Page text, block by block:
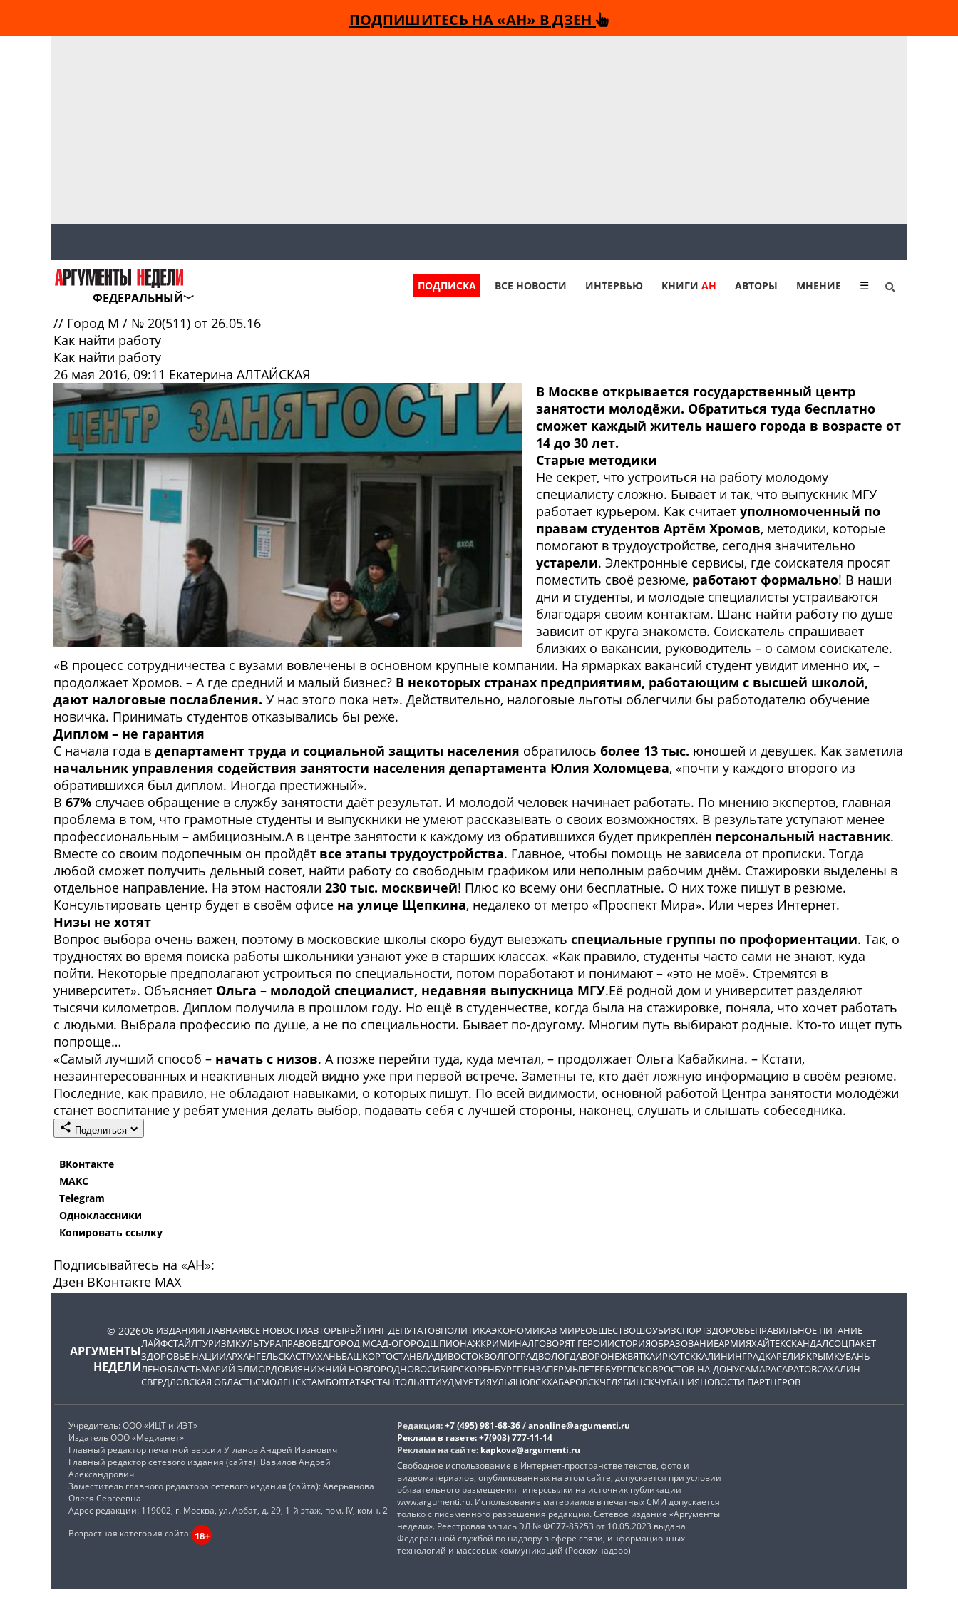
ПОДПИШИТЕСЬ НА «АН» В ДЗЕН
ФЕДЕРАЛЬНЫЙ
ПОДПИСКА ВСЕ НОВОСТИ ИНТЕРВЬЮ КНИГИ АН АВТОРЫ МНЕНИЕ ☰
// Город М / № 20(511) от 26.05.16
Как найти работу
Как найти работу
26 мая 2016, 09:11 Екатерина АЛТАЙСКАЯ
В Москве открывается государственный центр
занятости молодёжи. Обратиться туда бесплатно
сможет каждый житель нашего города в возрасте от
14 до 30 лет.
Старые методики
Не секрет, что устроиться на работу молодому
специалисту сложно. Бывает и так, что выпускник МГУ
работает курьером. Как считает уполномоченный по
правам студентов Артём Хромов, методики, которые
помогают в трудоустройстве, сегодня значительно
устарели. Электронные сервисы, где соискателя просят
поместить своё резюме, работают формально! В наши
дни и студенты, и молодые специалисты устраиваются
благодаря своим контактам. Шанс найти работу по душе
зависит от круга знакомств. Соискатель спрашивает
близких о вакансии, руководитель – о самом соискателе.
«В процесс сотрудничества с вузами вовлечены в основном крупные компании. На ярмарках вакансий студент увидит именно их, –
продолжает Хромов. – А где средний и малый бизнес? В некоторых странах предприятиям, работающим с высшей школой,
дают налоговые послабления. У нас этого пока нет». Действительно, налоговые льготы облегчили бы работодателю обучение
новичка. Принимать студентов отказывались бы реже.
Диплом – не гарантия
С начала года в департамент труда и социальной защиты населения обратилось более 13 тыс. юношей и девушек. Как заметила
начальник управления содействия занятости населения департамента Юлия Холомцева, «почти у каждого второго из
обратившихся был диплом. Иногда престижный».
В 67% случаев обращение в службу занятости даёт результат. И молодой человек начинает работать. По мнению экспертов, главная
проблема в том, что грамотные студенты и выпускники не умеют рассказывать о своих возможностях. В результате уступают менее
профессиональным – амбициозным.А в центре занятости к каждому из обратившихся будет прикреплён персональный наставник.
Вместе со своим подопечным он пройдёт все этапы трудоустройства. Главное, чтобы помощь не зависела от прописки. Тогда
любой сможет получить дельный совет, найти работу со свободным графиком или неполным рабочим днём. Стажировки выделены в
отдельное направление. На этом настояли 230 тыс. москвичей! Плюс ко всему они бесплатные. О них тоже пишут в резюме.
Консультировать центр будет в своём офисе на улице Щепкина, недалеко от метро «Проспект Мира». Или через Интернет.
Низы не хотят
Вопрос выбора очень важен, поэтому в московские школы скоро будут выезжать специальные группы по профориентации. Так, о
трудностях во время поиска работы школьники узнают уже в старших классах. «Как правило, студенты часто сами не знают, куда
пойти. Некоторые предполагают устроиться по специальности, потом поработают и понимают – «это не моё». Стремятся в
университет». Объясняет Ольга – молодой специалист, недавняя выпускница МГУ.Её родной дом и университет разделяют
тысячи километров. Диплом получила в прошлом году. Но ещё в студенчестве, когда была на стажировке, поняла, что хочет работать
с людьми. Выбрала профессию по душе, а не по специальности. Бывает по-другому. Многим путь выбирают родные. Кто-то ищет путь
попроще…
«Самый лучший способ – начать с низов. А позже перейти туда, куда мечтал, – продолжает Ольга Кабайкина. – Кстати,
незаинтересованных и неактивных людей видно уже при первой встрече. Заметны те, кто даёт ложную информацию в своём резюме.
Последние, как правило, не обладают навыками, о которых пишут. По всей видимости, основной работой Центра занятости молодёжи
станет воспитание у ребят умения делать выбор, подавать себя с лучшей стороны, наконец, слушать и слышать собеседника.
Поделиться
ВКонтакте
МАКС
Telegram
Одноклассники
Копировать ссылку
Подписывайтесь на «АН»:
Дзен ВКонтакте МАХ
© 2026
АРГУМЕНТЫ
НЕДЕЛИ
ОБ ИЗДАНИИГЛАВНАЯВСЕ НОВОСТИАВТОРЫРЕЙТИНГ ДЕПУТАТОВПОЛИТИКАЭКОНОМИКАВ МИРЕОБЩЕСТВОШОУБИЗСПОРТЗДОРОВЬЕПРАВИЛЬНОЕ ПИТАНИЕ
ЛАЙФСТАЙЛТУРИЗМКУЛЬТУРАПРАВОВЕДГОРОД МСАД-ОГОРОДШПИОНАЖКРИМИНАЛГОВОРЯТ ГЕРОИИСТОРИЯОБРАЗОВАНИЕАРМИЯХАЙТЕКСКАНДАЛСОЦПАКЕТ
ЗДОРОВЬЕ НАЦИИАРХАНГЕЛЬСКАСТРАХАНЬБАШКОРТОСТАНВЛАДИВОСТОКВОЛГОГРАДВОЛОГДАВОРОНЕЖВЯТКАИРКУТСККАЛИНИНГРАДКАРЕЛИЯКРЫМКУБАНЬ
ЛЕНОБЛАСТЬМАРИЙ ЭЛМОРДОВИЯНИЖНИЙ НОВГОРОДНОВОСИБИРСКОРЕНБУРГПЕНЗАПЕРМЬПЕТЕРБУРГПСКОВРОСТОВ-НА-ДОНУСАМАРАСАРАТОВСАХАЛИН
СВЕРДЛОВСКАЯ ОБЛАСТЬСМОЛЕНСКТАМБОВТАТАРСТАНТОЛЬЯТТИУДМУРТИЯУЛЬЯНОВСКХАБАРОВСКЧЕЛЯБИНСКЧУВАШИЯНОВОСТИ ПАРТНЕРОВ
Учредитель: ООО «ИЦТ и ИЭТ»
Издатель ООО «Медианет»
Главный редактор печатной версии Угланов Андрей Иванович
Главный редактор сетевого издания (сайта): Вавилов Андрей
Александрович
Заместитель главного редактора сетевого издания (сайта): Аверьянова
Олеся Сергеевна
Адрес редакции: 119002, г. Москва, ул. Арбат, д. 29, 1-й этаж, пом. IV, комн. 2
Возрастная категория сайта: 18+
Редакция:+7 (495) 981-68-36/anonline@argumenti.ru
Реклама в газете:+7(903) 777-11-14
Реклама на сайте: kapkova@argumenti.ru
Свободное использование в Интернет-пространстве текстов, фото и
видеоматериалов, опубликованных на этом сайте, допускается при условии
обязательного размещения гиперссылки на источник публикации
www.argumenti.ru. Использование материалов в печатных СМИ допускается
только с письменного разрешения редакции. Сетевое издание «Аргументы
недели». Реестровая запись ЭЛ № ФС77-85253 от 10.05.2023 выдана
Федеральной службой по надзору в сфере связи, информационных
технологий и массовых коммуникаций (Роскомнадзор)